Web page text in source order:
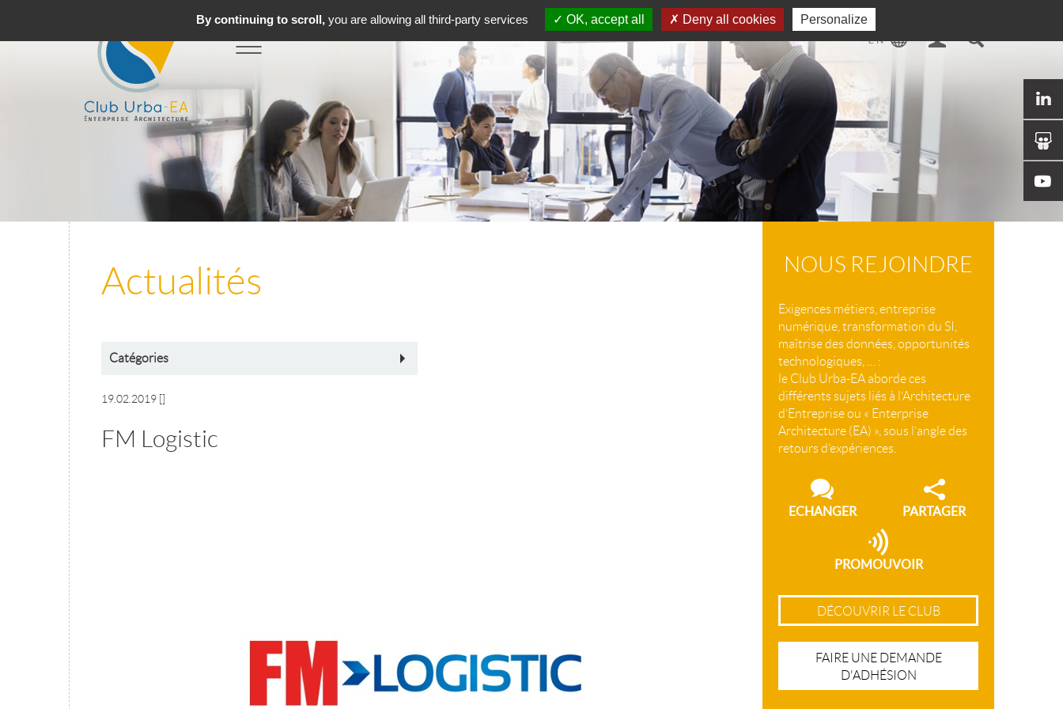
Toggle
navigation
Actualités
Catégories
19.02.2019 []
FM Logistic
NOUS REJOINDRE
Exigences métiers, entreprise
numérique, transformation du SI,
maîtrise des données, opportunités
technologiques, … :
le Club Urba-EA aborde ces
différents sujets liés à l’Architecture
d’Entreprise ou « Enterprise
Architecture (EA) », sous l’angle des
retours d’expériences.
ECHANGER PARTAGER
PROMOUVOIR
DÉCOUVRIR LE CLUB
FAIRE UNE DEMANDE
D'ADHÉSION
By continuing to scroll,you are allowing all third-party services OK, accept all Deny all cookies Personalize